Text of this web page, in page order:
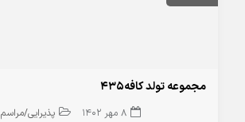
مجموعه تولد کافه435
8 مهر 1402 پذیرایی/مراسم